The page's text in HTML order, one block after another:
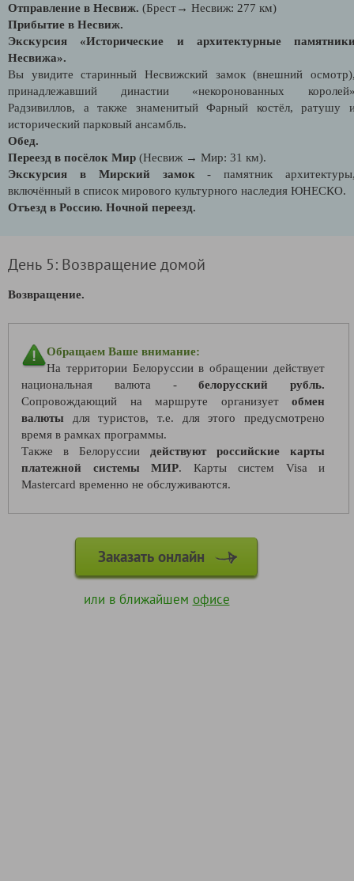
Отправление в Несвиж. (Брест→ Несвиж: 277 км)
Прибытие в Несвиж.
Экскурсия «Исторические и архитектурные
Несвижа».
Вы увидите старинный Несвижский замок (внешний
принадлежавший династии «некоронованных
Радзивиллов, а также знаменитый Фарный костёл, ратушу
исторический парковый ансамбль.
Обед.
Переезд в посёлок Мир (Несвиж → Мир: 31 км).
Экскурсия в Мирский замок - памятник
включённый в список мирового культурного наследия ЮНЕСКО.
Отъезд в Россию. Ночной переезд.
День 5: Возвращение домой
Возвращение.
Обращаем Ваше внимание:
На территории Белоруссии в обращении действует
национальная валюта -белорусский рубль.
Сопровождающий на маршруте организует обмен
валюты для туристов, т.е. для этого предусмотрено
время в рамках программы.
Также в Белоруссии действуют российские карты
платежной системы МИР. Карты систем Visa и
Mastercard временно не обслуживаются.
Заказать онлайн
или в ближайшем офисе